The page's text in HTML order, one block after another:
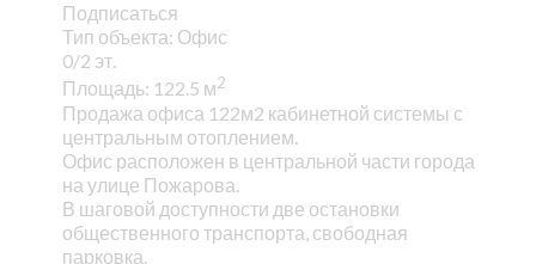
Подписаться
Тип объекта: Офис
0/2 эт.
Площадь: 122.5 м2
Продажа офиса 122м2 кабинетной системы с
центральным отоплением.
Офис расположен в центральной части города
на улице Пожарова.
В шаговой доступности две остановки
общественного транспорта, свободная
парковка.